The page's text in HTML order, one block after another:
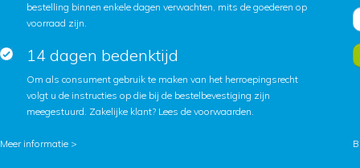
bestelling binnen enkele dagen verwachten, mits de goederen op
voorraad zijn.
14 dagen bedenktijd
Om als consument gebruik te maken van het herroepingsrecht
volgt u de instructies op die bij de bestelbevestiging zijn
meegestuurd. Zakelijke klant? Lees de voorwaarden.
Meer informatie >